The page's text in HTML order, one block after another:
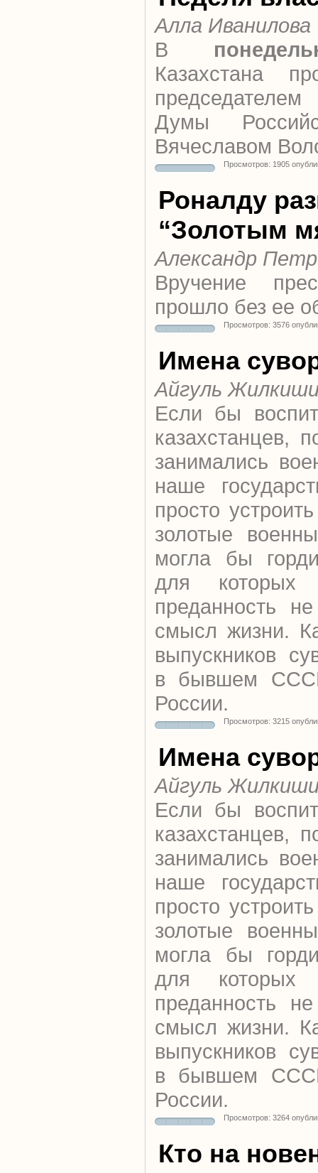
Алла Иванилова
В
Казахстана
председателем
Думы
Вячеславом
Просмотров: 1905
Роналду
“Золотым
Александр
Вручение
прошло без ее
Просмотров: 3576
Имена
Айгуль
Если бы
казахстанцев,
занимались
наше
просто
золотые
могла бы
для
преданность
смысл жизни.
выпускников
в бывшем
России.
Просмотров: 3215
Имена
Айгуль
Если бы
казахстанцев,
занимались
наше
просто
золотые
могла бы
для
преданность
смысл жизни.
выпускников
в бывшем
России.
Просмотров: 3264
Кто на